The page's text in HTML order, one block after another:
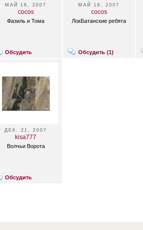
МАЙ 18, 2007
cocos
Фазиль и Тома
Обсудить
МАЙ 18, 2007
cocos
ЛокБатанские ребята
Обсудить (1)
ДЕК. 21, 2007
kisa777
Волчьи Ворота
Обсудить